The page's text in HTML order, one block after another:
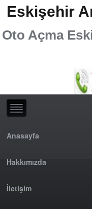
Eskişehir
Oto Açma
Anasayfa
Hakkımızda
İletişim